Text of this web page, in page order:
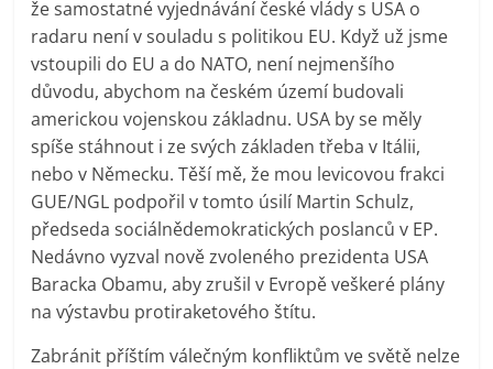
že samostatné vyjednávání české vlády s USA o
radaru není v souladu s politikou EU. Když už jsme
vstoupili do EU a do NATO, není nejmenšího
důvodu, abychom na českém území budovali
americkou vojenskou základnu. USA by se měly
spíše stáhnout i ze svých základen třeba v Itálii,
nebo v Německu. Těší mě, že mou levicovou frakci
GUE/NGL podpořil v tomto úsilí Martin Schulz,
předseda sociálnědemokratických poslanců v EP.
Nedávno vyzval nově zvoleného prezidenta USA
Baracka Obamu, aby zrušil v Evropě veškeré plány
na výstavbu protiraketového štítu.
Zabránit příštím válečným konfliktům ve světě nelze